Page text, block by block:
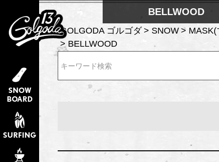
SNOW
BOARD
SURFING
BELLWOOD
GOLGODA ゴルゴダ SNOW
BELLWOOD
検索